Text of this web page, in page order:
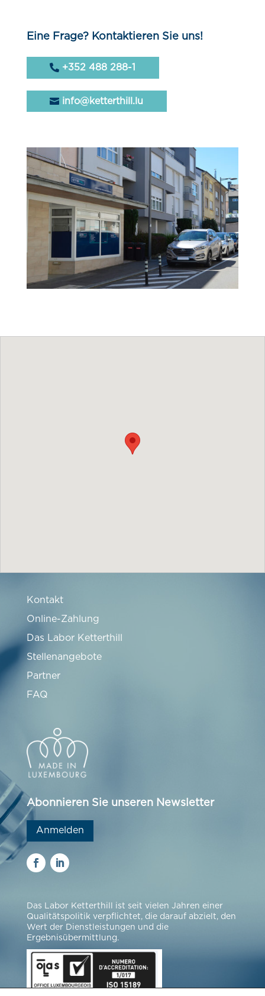
Eine Frage? Kontaktieren Sie uns!
+352 488 288-1
info@ketterthill.lu
Kontakt
Online-Zahlung
Das Labor Ketterthill
Stellenangebote
Partner
FAQ
Abonnieren Sie unseren Newsletter
Anmelden
Das Labor Ketterthill ist seit vielen Jahren einer
Qualitätspolitik verpflichtet, die darauf abzielt, den
Wert der Dienstleistungen und die
Ergebnisübermittlung.